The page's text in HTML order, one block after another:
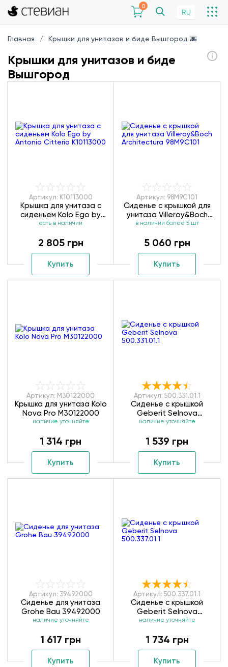
0
RU
Главная Крышки для унитазов и биде Вышгород 🌆
Крышки для унитазов и биде
Вышгород
Артикул: K10113000
Крышка для унитаза с
сиденьем Kolo Ego by
Antonio Citterio
есть в наличии
2 805 грн
Купить
Артикул: 98M9C101
Сиденье с крышкой для
унитаза Villeroy&Boch
Architectura 98M9C101
в наличии более 5 шт
5 060 грн
Купить
Артикул: M30122000
Крышка для унитаза Kolo
Nova Pro M30122000
наличие уточняйте
1 314 грн
Купить
Артикул: 500.331.01.1
Сиденье с крышкой
Geberit Selnova
500.331.01.1
наличие уточняйте
1 539 грн
Купить
Артикул: 39492000
Сиденье для унитаза
Grohe Bau 39492000
наличие уточняйте
1 617 грн
Купить
Артикул: 500.337.01.1
Сиденье с крышкой
Geberit Selnova
500.337.01.1
наличие уточняйте
1 734 грн
Купить